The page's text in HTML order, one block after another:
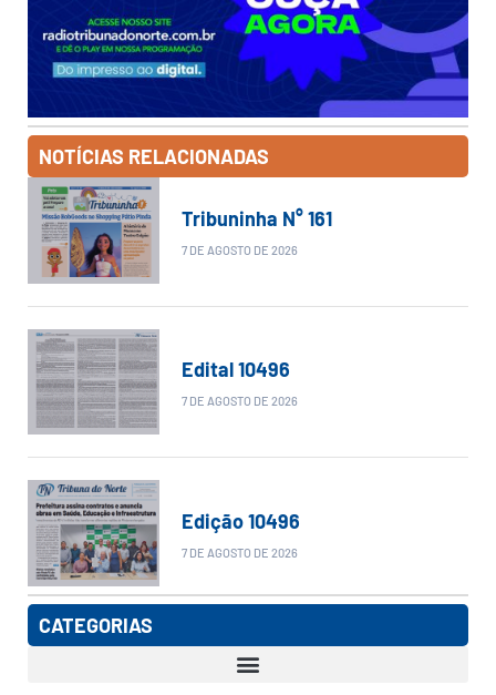
NOTÍCIAS RELACIONADAS
Tribuninha N° 161
7 DE AGOSTO DE 2026
Edital 10496
7 DE AGOSTO DE 2026
Edição 10496
7 DE AGOSTO DE 2026
CATEGORIAS